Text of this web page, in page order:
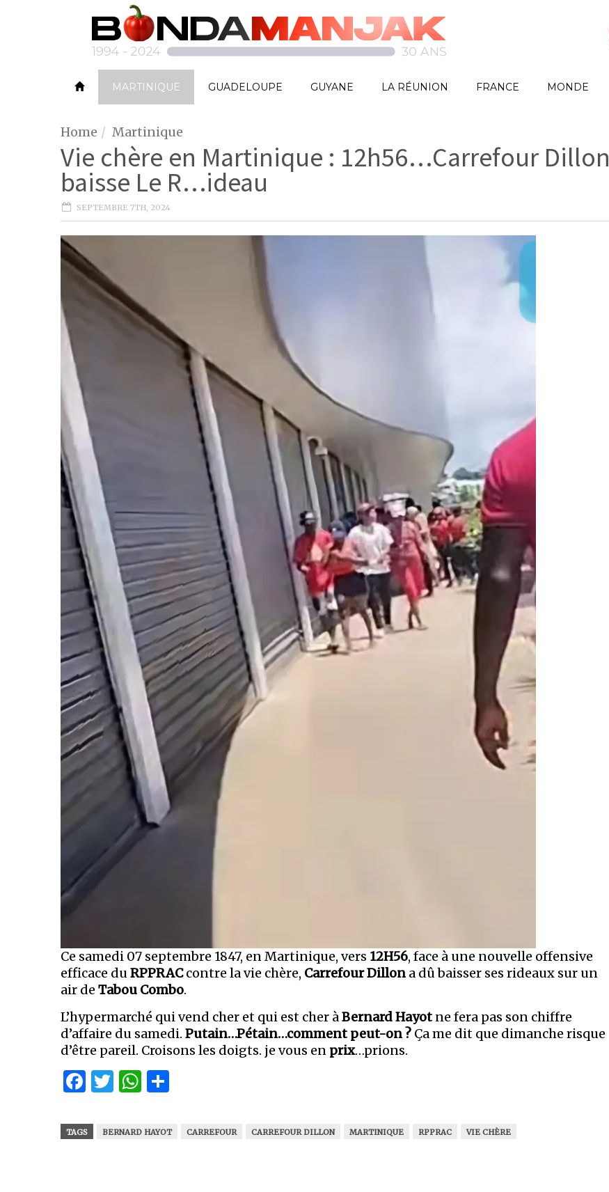
MARTINIQUE GUADELOUPE GUYANE LA RÉUNION FRANCE MONDE
Home Martinique
Vie chère en Martinique : 12h56…Carrefour Dillon
baisse Le R…ideau
SEPTEMBRE 7TH, 2024
Ce samedi 07 septembre 1847, en Martinique, vers 12H56, face à une nouvelle offensive
efficace duRPPRACcontre la vie chère, Carrefour Dillon a dû baisser ses rideaux sur un
air de Tabou Combo.
L’hypermarché qui vend cher et qui est cher àBernard Hayot ne fera pas son chiffre
d’affaire du samedi. Putain…Pétain…comment peut-on ? Ça me dit que dimanche risque
d’être pareil. Croisons les doigts. je vous en prix…prions.
Facebook
Twitter
WhatsApp
TAGS BERNARD HAYOT CARREFOUR CARREFOUR DILLON MARTINIQUE RPPRAC VIE CHÈRE